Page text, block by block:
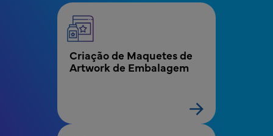
MPR - Bloco de Menu do Estúdio de Artwork
Criação de Maquetes de
Artwork de Embalagem